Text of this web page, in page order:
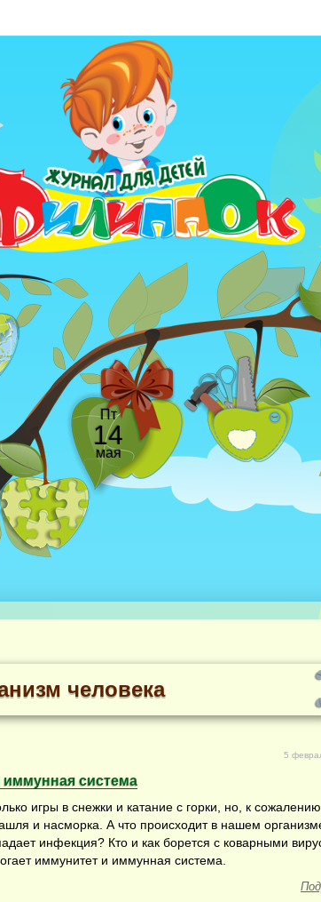
Пт
14
мая
человека
5
система
игры в снежки и катание с горки, но, к
и насморка. А что происходит в нашем
инфекция? Кто и как борется с коварными
иммунитет и иммунная система.